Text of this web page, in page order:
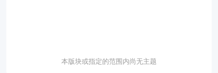
本版块或指定的范围内尚无主题